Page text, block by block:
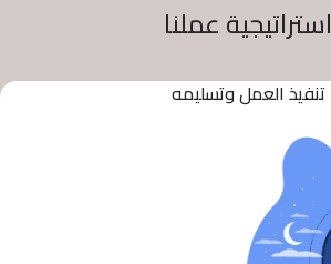
استراتيجية عملنا
تنفيذ العمل وتسليمه